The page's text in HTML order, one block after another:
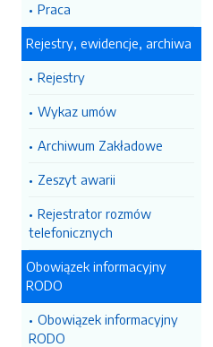
Praca
Rejestry, ewidencje, archiwa
Rejestry
Wykaz umów
Archiwum Zakładowe
Zeszyt awarii
Rejestrator rozmów
telefonicznych
Obowiązek informacyjny
RODO
Obowiązek informacyjny
RODO